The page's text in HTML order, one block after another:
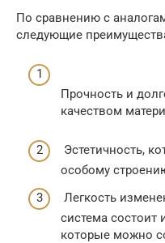
По сравнению с
следующие
Прочность и
качеством
Эстетичность,
особому
Легкость
система состоит
которые можно